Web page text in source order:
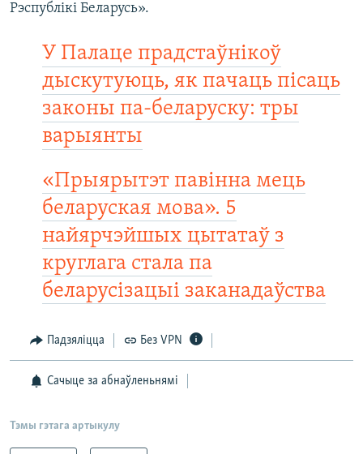
Рэспублікі Беларусь».
У Палаце прадстаўнікоў
дыскутуюць, як пачаць пісаць
законы па-беларуску: тры
варыянты
«Прыярытэт павінна мець
беларуская мова». 5
найярчэйшых цытатаў з
круглага стала па
беларусізацыі заканадаўства
Падзяліцца Без VPN
Сачыце за абнаўленьнямі
Тэмы гэтага артыкулу